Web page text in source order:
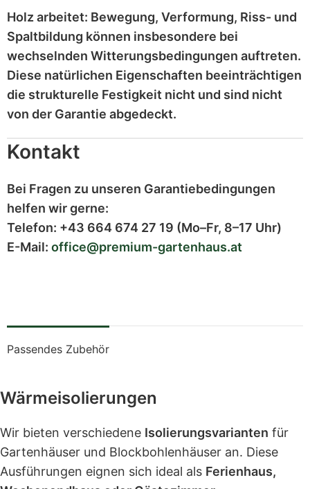
Holz arbeitet: Bewegung, Verformung, Riss- und
Spaltbildung können insbesondere bei
wechselnden Witterungsbedingungen auftreten.
Diese natürlichen Eigenschaften beeinträchtigen
die strukturelle Festigkeit nicht und sind nicht
von der Garantie abgedeckt.
Kontakt
Bei Fragen zu unseren Garantiebedingungen
helfen wir gerne:
Telefon: +43 664 674 27 19 (Mo–Fr, 8–17 Uhr)
E-Mail: office@premium-gartenhaus.at
Passendes Zubehör
Wärmeisolierungen
Wir bieten verschiedene Isolierungsvarianten für
Gartenhäuser und Blockbohlenhäuser an. Diese
Ausführungen eignen sich ideal als Ferienhaus,